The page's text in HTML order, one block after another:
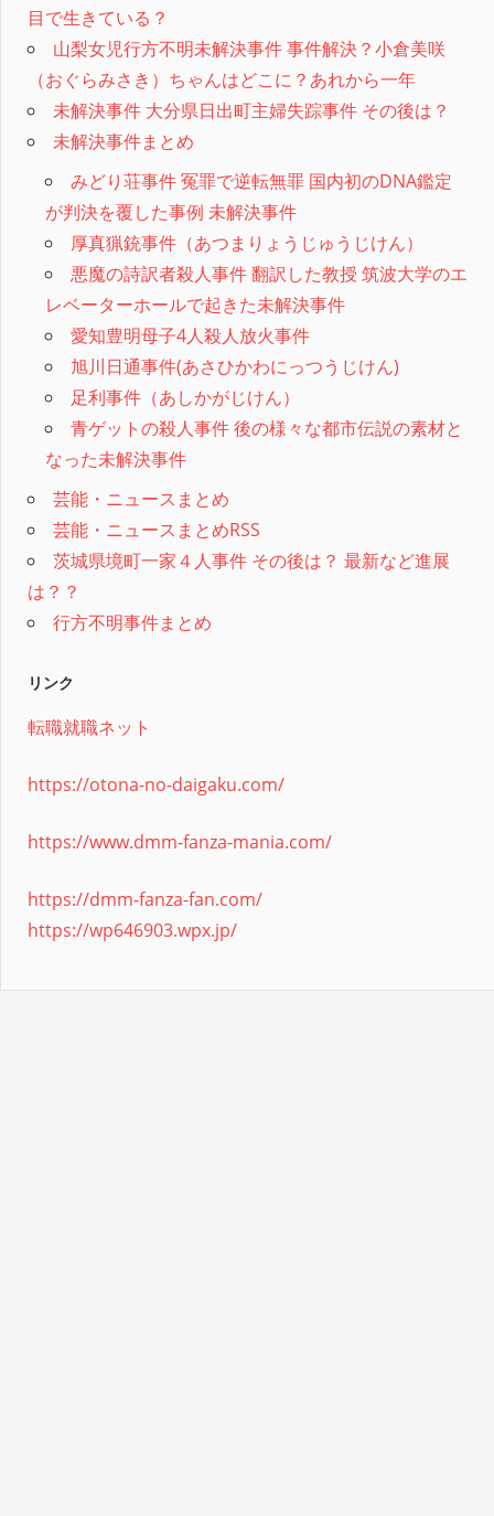
目で生きている？
山梨女児行方不明未解決事件 事件解決？小倉美咲
（おぐらみさき）ちゃんはどこに？あれから一年
未解決事件 大分県日出町主婦失踪事件 その後は？
未解決事件まとめ
みどり荘事件 冤罪で逆転無罪 国内初のDNA鑑定
が判決を覆した事例 未解決事件
厚真猟銃事件（あつまりょうじゅうじけん）
悪魔の詩訳者殺人事件 翻訳した教授 筑波大学のエ
レベーターホールで起きた未解決事件
愛知豊明母子4人殺人放火事件
旭川日通事件(あさひかわにっつうじけん)
足利事件（あしかがじけん）
青ゲットの殺人事件 後の様々な都市伝説の素材と
なった未解決事件
芸能・ニュースまとめ
芸能・ニュースまとめRSS
茨城県境町一家４人事件 その後は？ 最新など進展
は？？
行方不明事件まとめ
リンク
転職就職ネット
https://otona-no-daigaku.com/
https://www.dmm-fanza-mania.com/
https://dmm-fanza-fan.com/
https://wp646903.wpx.jp/